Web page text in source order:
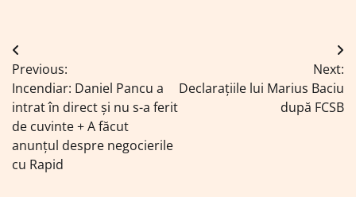
Navigare
în
articole
Previous:
Incendiar: Daniel Pancu a
intrat în direct și nu s-a ferit
de cuvinte + A făcut
anunțul despre negocierile
cu Rapid
Next:
Declarațiile lui Marius Baciu
după FCSB